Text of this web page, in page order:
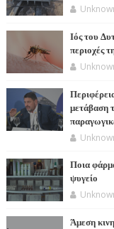
Ιός του
περιοχές
μετάβαση
Ποια
ψυγείο
Άμεση